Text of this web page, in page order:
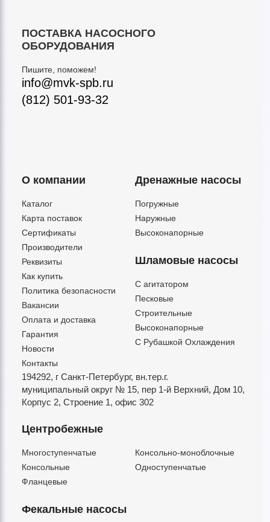
ПОСТАВКА НАСОСНОГО
ОБОРУДОВАНИЯ
Пишите, поможем!
info@mvk-spb.ru
(812) 501-93-32
О компании
Каталог
Карта поставок
Сертификаты
Производители
Реквизиты
Как купить
Политика безопасности
Вакансии
Оплата и доставка
Гарантия
Новости
Контакты
Дренажные насосы
Погружные
Наружные
Высоконапорные
Шламовые насосы
C агитатором
Песковые
Строительные
Высоконапорные
С Рубашкой Охлаждения
194292, г Санкт-Петербург, вн.тер.г.
муниципальный округ № 15, пер 1-й Верхний, Дом 10,
Корпус 2, Строение 1, офис 302
Центробежные
Многоступенчатые
Консольно-моноблочные
Консольные
Одноступенчатые
Фланцевые
Фекальные насосы